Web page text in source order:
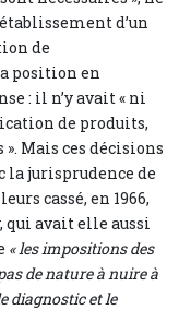
d’un
de
position en
: il n’y avait « ni
de produits,
Mais ces décisions
jurisprudence de
cassé, en 1966,
qui avait elle aussi
« les impositions des
de nature à nuire à
diagnostic et le